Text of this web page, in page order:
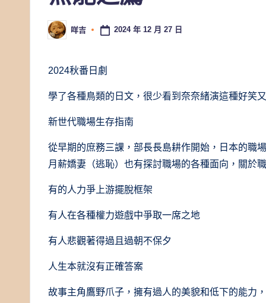
Posted
by
咩吉 2024 年 12 月 27 日
2024秋番日劇
學了各種鳥類的日文，很少看到奈奈緒演這種好笑
新世代職場生存指南
從早期的庶務三課，部長長島耕作開始，日本的職
月薪嬌妻（逃恥）也有探討職場的各種面向，關於
有的人力爭上游擺脫框架
有人在各種權力遊戲中爭取一席之地
有人悲觀著得過且過朝不保夕
人生本就沒有正確答案
故事主角鷹野爪子，擁有過人的美貌和低下的能力